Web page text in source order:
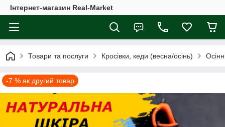
Інтернет-магазин Real-Market
Товари та послуги Кросівки, кеди (весна/осінь)
-7 % як другий товар